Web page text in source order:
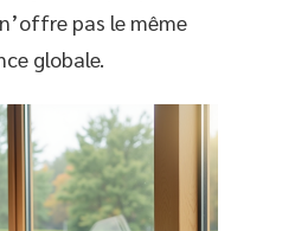
pas le même
globale.